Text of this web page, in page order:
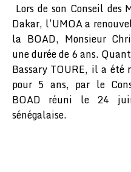
Lors de son Conseil
Dakar, l’UMOA a
la BOAD, Monsieur
une durée de 6 ans.
Bassary TOURE, il a été
pour 5 ans, par le
BOAD réuni le 24
sénégalaise.